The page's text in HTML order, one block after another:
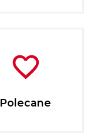
Polecane